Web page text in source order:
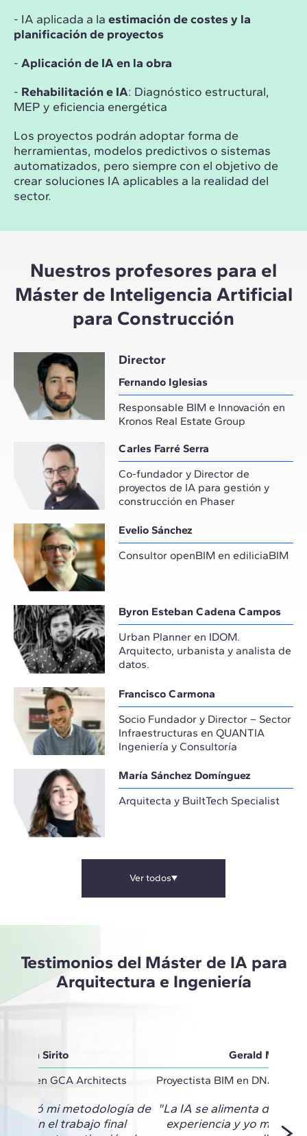
- IA aplicada a la estimación de costes y la
planificación de proyectos
- Aplicación de IA en la obra
- Rehabilitación e IA: Diagnóstico estructural,
MEP y eficiencia energética
Los proyectos podrán adoptar forma de
herramientas, modelos predictivos o sistemas
automatizados, pero siempre con el objetivo de
crear soluciones IA aplicables a la realidad del
sector.
Nuestros profesores para el
Máster de Inteligencia Artificial
para Construcción
Director
Fernando Iglesias
Responsable BIM e Innovación en
Kronos Real Estate Group
Carles Farré Serra
Co-fundador y Director de
proyectos de IA para gestión y
construcción en Phaser
Evelio Sánchez
Consultor openBIM en ediliciaBIM
Byron Esteban Cadena Campos
Urban Planner en IDOM.
Arquitecto, urbanista y analista de
datos.
Francisco Carmona
Socio Fundador y Director – Sector
Infraestructuras en QUANTIA
Ingeniería y Consultoría
María Sánchez Domínguez
Arquitecta y BuiltTech Specialist
Ver todos
Testimonios del Máster de IA para
Arquitectura e Ingeniería
Vivian Sirito
en GCA Architects
mi metodología de
En el trabajo final
Gerald
Proyectista BIM en DNA
"La IA se alimenta de mi
experiencia y yo me